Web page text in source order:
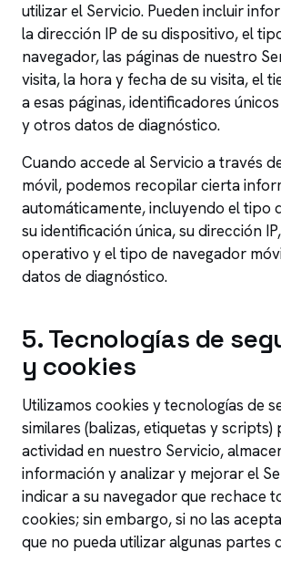
utilizar el Servicio. Pueden incluir
la dirección IP de su dispositivo, el
navegador, las páginas de nuestro
visita, la hora y fecha de su visita, el
a esas páginas, identificadores
y otros datos de diagnóstico.
Cuando accede al Servicio a través
móvil, podemos recopilar cierta
automáticamente, incluyendo el tipo
su identificación única, su dirección
operativo y el tipo de navegador
datos de diagnóstico.
5.Tecnologías de
y cookies
Utilizamos cookies y tecnologías de
similares (balizas, etiquetas y
actividad en nuestro Servicio,
información y analizar y mejorar el
indicar a su navegador que rechace
cookies; sin embargo, si no las
que no pueda utilizar algunas partes